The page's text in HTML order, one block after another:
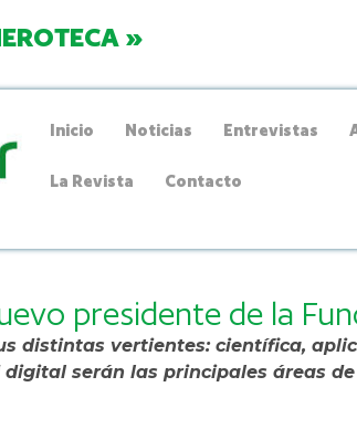
»
Inicio Noticias Entrevistas
La Revista Contacto
presidente de la
distintas vertientes: científica,
serán las principales áreas